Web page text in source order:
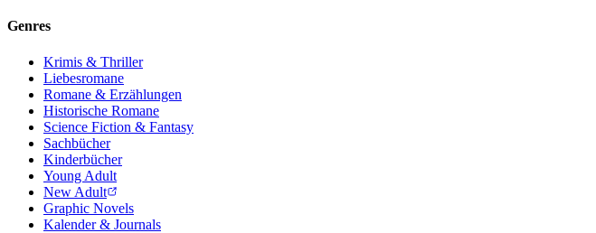
Genres
Krimis & Thriller
Liebesromane
Romane & Erzählungen
Historische Romane
Science Fiction & Fantasy
Sachbücher
Kinderbücher
Young Adult
New Adult
Graphic Novels
Kalender & Journals